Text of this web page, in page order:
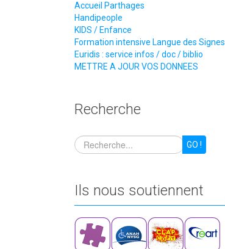
Accueil Parthages
Handipeople
KIDS / Enfance
Formation intensive Langue des Signes
Euridis : service infos / doc / biblio
METTRE A JOUR VOS DONNEES
Recherche
GO !
Ils nous soutiennent